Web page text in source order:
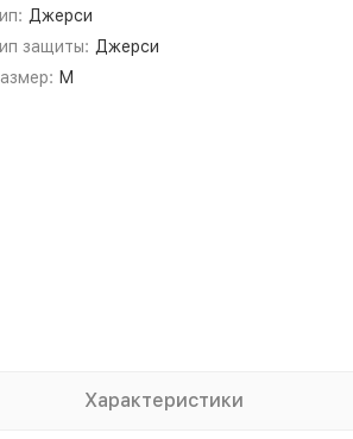
Джерси
защиты: Джерси
M
Характеристики